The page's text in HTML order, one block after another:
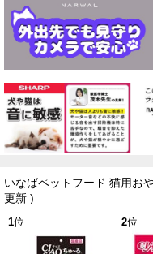
いなばペットフード 猫用お
更新 )
1位 2位